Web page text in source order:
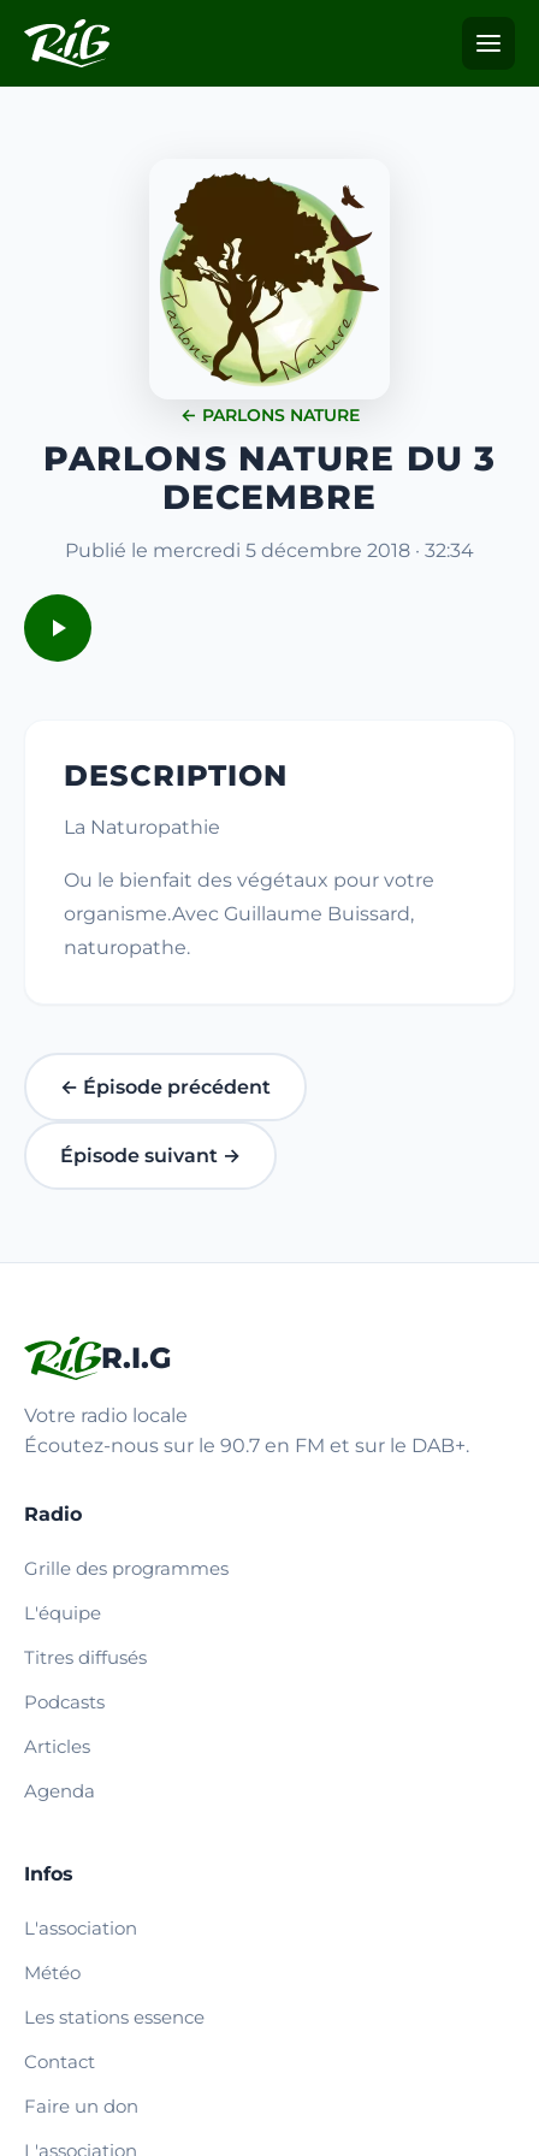
← PARLONS NATURE
PARLONS NATURE DU 3
DECEMBRE
Publié le mercredi 5 décembre 2018 · 32:34
DESCRIPTION
La Naturopathie
Ou le bienfait des végétaux pour votre
organisme.Avec Guillaume Buissard,
naturopathe.
← Épisode précédent
Épisode suivant →
R.I.G
Votre radio locale
Écoutez-nous sur le 90.7 en FM et sur le DAB+.
Radio
Grille des programmes
L'équipe
Titres diffusés
Podcasts
Articles
Agenda
Infos
L'association
Météo
Les stations essence
Contact
Faire un don
L'association